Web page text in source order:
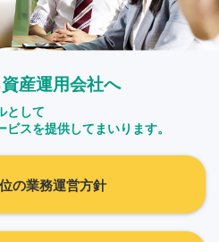
産運用会社へ
として
スを提供してまいります。
の業務運営方針